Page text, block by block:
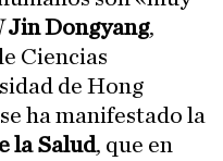
Jin Dongyang,
Ciencias
de Hong
ha manifestado la
la Salud, que en